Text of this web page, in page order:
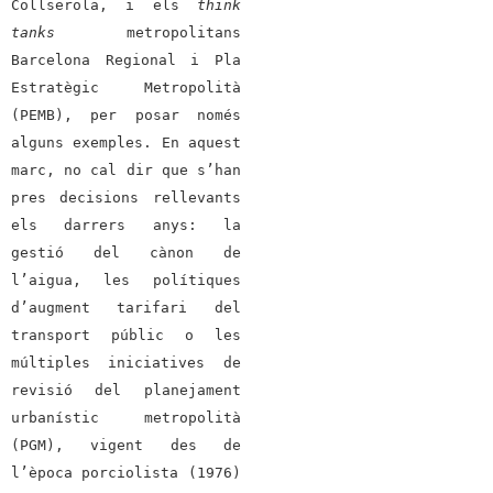
Collserola, i els think
tanks metropolitans
Barcelona Regional i Pla
Estratègic Metropolità
(PEMB), per posar només
alguns exemples. En aquest
marc, no cal dir que s’han
pres decisions rellevants
els darrers anys: la
gestió del cànon de
l’aigua, les polítiques
d’augment tarifari del
transport públic o les
múltiples iniciatives de
revisió del planejament
urbanístic metropolità
(PGM), vigent des de
l’època porciolista (1976)